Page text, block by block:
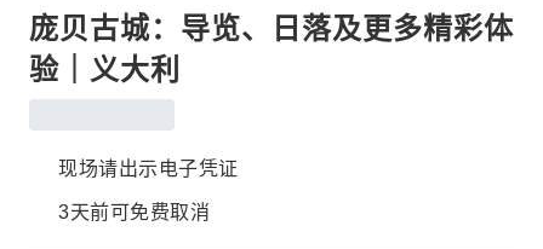
庞贝古城：导览、日落及更多精彩体
验｜义大利
现场请出示电子凭证
3天前可免费取消